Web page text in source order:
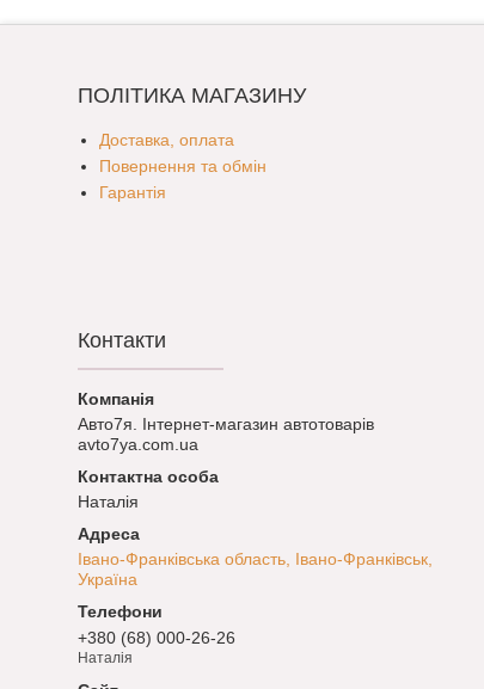
ПОЛІТИКА МАГАЗИНУ
Доставка, оплата
Повернення та обмін
Гарантія
Контакти
Авто7я. Інтернет-магазин автотоварів
avto7ya.com.ua
Наталія
Івано-Франківська область, Івано-Франківськ,
Україна
+380 (68) 000-26-26
Наталія